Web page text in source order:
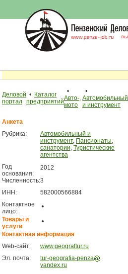
Деловой
портал
• Каталог
предприятий
•
Авто-,
мото
•
Автомобильный
и инструмент
Анкета
Рубрика:
Автомобильный и
инструмент, Пансионаты,
санатории, Туристические
агентства
Год
основания:
2012
Численность:3
ИНН:
582000566884
Контактное
лицо:
Товары и
услуги
Контактная информация
Web-сайт:
www.geograftur.ru
Эл. почта:
tur-geografia-penza
yandex.ru